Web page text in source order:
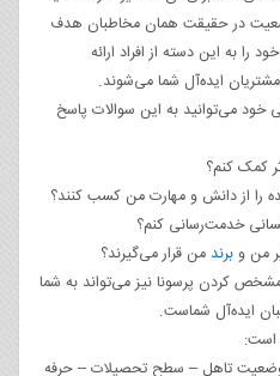
در حقیقت همان مخاطبان هدف
را به این دسته از افراد ارائه
ایده‌آل شما می‌شوند.
می‌توانید به این سوالات پاسخ
کمک کنم؟
را از دانش و مهارت من کسب کنند؟
خدمت‌رسانی کنم؟
من وبرند من قرار می‌گیرند؟
کردن پرسونا نیز می‌تواند به شما
ایده‌آل شماست.
است:
تاهل – سطح تحصیلات – حرفه